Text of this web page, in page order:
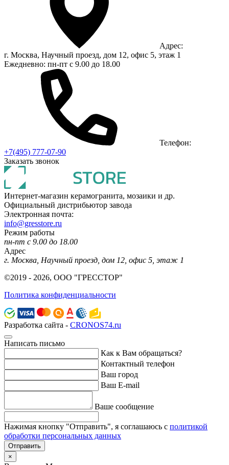
Адрес:
г. Москва, Научный проезд, дом 12, офис 5, этаж 1
Ежедневно: пн-пт с 9.00 до 18.00
Телефон:
+7(495) 777-07-90
Заказать звонок
Интернет-магазин керамогранита, мозаики и др.
Официальный дистрибьютор завода
Электронная почта:
info@gresstore.ru
Режим работы
пн-пт с 9.00 до 18.00
Адрес
г. Москва, Научный проезд, дом 12, офис 5, этаж 1
©2019 - 2026, ООО "ГРЕССТОР"
Политика конфиденциальности
Разработка сайта - CRONOS74.ru
Написать письмо
Как к Вам обращаться?
Контактный телефон
Ваш город
Ваш E-mail
Ваше сообщение
Нажимая кнопку "Отправить", я соглашаюсь с политикой
обработки персональных данных
Отправить
×